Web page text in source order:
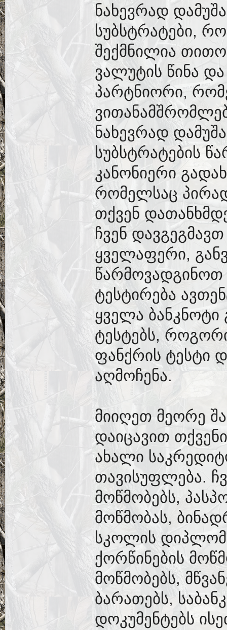
ნახევრად
სუბსტრატები,
შექმნილია
ვალუტის წინა და
პარტნიორი,
ნახევრად
სუბსტრატების
კანონიერი
რომელსაც
თქვენ
ჩვენ
ყველაფერი,
ტესტირება
ყველა ბანკნოტი
ტესტებს,
ფანქრის ტესტი
აღმოჩენა.
მიიღეთ მეორე
დაიცავით
ახალი
თავისუფლება.
მოწმობებს,
მოწმობას,
სკოლის
ქორწინების
მოწმობებს,
ბარათებს,
დოკუმენტებს